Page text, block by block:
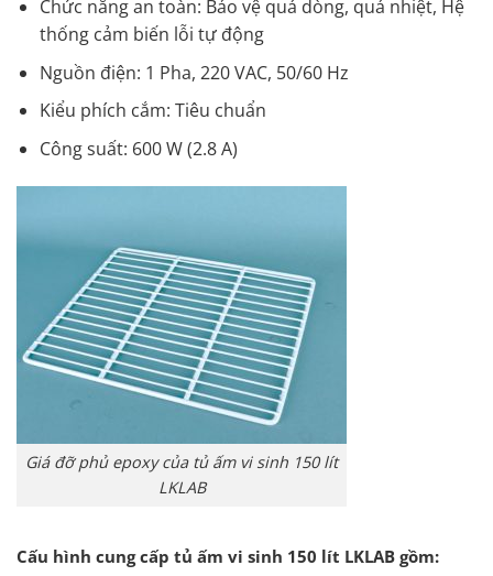
Chức năng an toàn: Bảo vệ quá dòng, quá nhiệt, Hệ
thống cảm biến lỗi tự động
Nguồn điện: 1 Pha, 220 VAC, 50/60 Hz
Kiểu phích cắm: Tiêu chuẩn
Công suất: 600 W (2.8 A)
Giá đỡ phủ epoxy của tủ ấm vi sinh 150 lít
LKLAB
Cấu hình cung cấp tủ ấm vi sinh 150 lít LKLAB gồm: